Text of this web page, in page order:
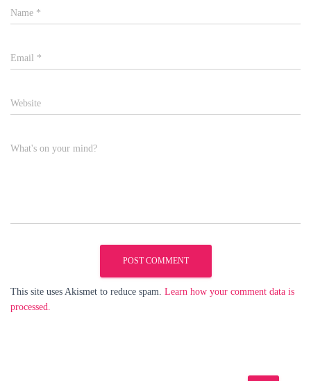
Name *
Email *
Website
What's on your mind?
This site uses Akismet to reduce spam. Learn how your comment data is
processed.